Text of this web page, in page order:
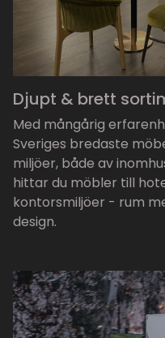
Djupt & brett
Med mångårig
Sveriges bredaste
miljöer, både av
hittar du möbler till
kontorsmiljöer - rum
design.